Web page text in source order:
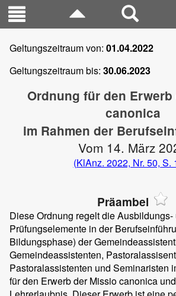
Geltungszeitraum von: 01.04.2022
Geltungszeitraum bis: 30.06.2023
Ordnung für den
canonica
im Rahmen der
Vom 14. März
(KlAnz. 2022, Nr. 50, S.
Präambel
Diese Ordnung regelt die Ausbildungs-
Prüfungselemente in der
Bildungsphase) der
Gemeindeassistenten,
Pastoralassistenten und Seminaristen
für den Erwerb der Missio canonica